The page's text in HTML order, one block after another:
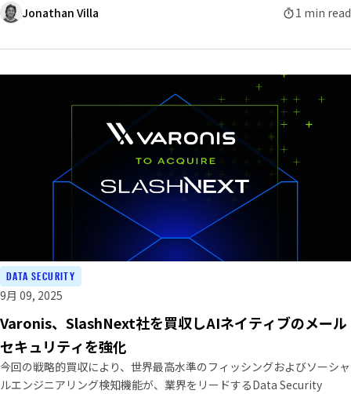
Jonathan Villa
1 min read
DATA SECURITY
9月 09, 2025
Varonis、SlashNext社を買収しAIネイティブのメール
セキュリティを強化
今回の戦略的買収により、世界最高水準のフィッシングおよびソーシャ
ルエンジニアリング検知機能が、業界をリードするData Security